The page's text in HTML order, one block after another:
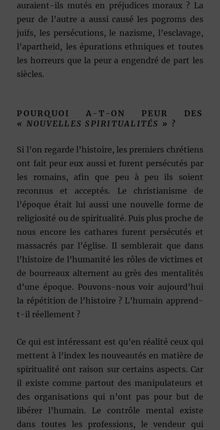
auraient-ils mutés en préjudices moraux ? La
peur de l’autre a aussi causé les pogroms des
juifs, les persécutions, le nazisme, l’esclavage,
l’apartheid, les épurations ethniques et toutes
les horreurs que la peur a engendré de part les
siècles.
POURQUOI A-T-ON PEUR DES
« NOUVELLES SPIRITUALITÉS » ?
Si l’on regarde l’histoire, les premiers chrétiens
ont fait peur eux aussi et furent persécutés par
les romains, afin que peu à peu ils soient
reconnus et acceptés. Le christianisme de
l’époque était lui aussi une nouvelle forme de
religiosité ou de spiritualité. Puis plus proche de
nous encore les cathares furent persécutés et
massacrés par l’église. Il semblerait que dans
l’histoire de l’humanité les rôles de victimes et
de bourreaux alternent au grès des mentalités
d’une époque. Pouvons-nous voir aujourd’hui
la répétition de l’histoire ? L’humain apprend-
t-il réellement ?
Ce qui est intéressant est qu’en réalité ceux qui
mettent à l’index les nouveautés en matière de
spiritualité ont raison sur certains aspects. Car
il existe comme partout des manipulateurs et
des organisations qui n’ont pas pour but de
libérer l’humain. Le contrôle mental existe
dans toutes les professions, le vendeur qui